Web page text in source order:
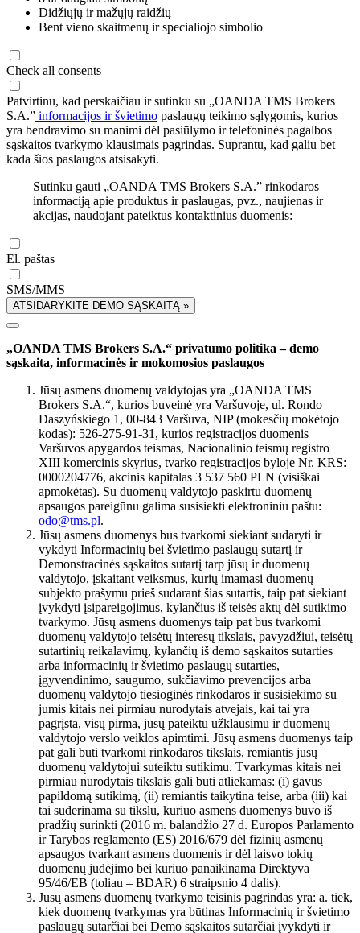
Didžiųjų ir mažųjų raidžių
Bent vieno skaitmenų ir specialiojo simbolio
Check all consents
Patvirtinu, kad perskaičiau ir sutinku su „OANDA TMS Brokers
S.A.” informacijos ir švietimo paslaugų teikimo sąlygomis, kurios
yra bendravimo su manimi dėl pasiūlymo ir telefoninės pagalbos
sąskaitos tvarkymo klausimais pagrindas. Suprantu, kad galiu bet
kada šios paslaugos atsisakyti.
Sutinku gauti „OANDA TMS Brokers S.A.” rinkodaros
informaciją apie produktus ir paslaugas, pvz., naujienas ir
akcijas, naudojant pateiktus kontaktinius duomenis:
El. paštas
SMS/MMS
ATSIDARYKITE DEMO SĄSKAITĄ »
„OANDA TMS Brokers S.A.“ privatumo politika – demo
sąskaita, informacinės ir mokomosios paslaugos
Jūsų asmens duomenų valdytojas yra „OANDA TMS
Brokers S.A.“, kurios buveinė yra Varšuvoje, ul. Rondo
Daszyńskiego 1, 00-843 Varšuva, NIP (mokesčių mokėtojo
kodas): 526-275-91-31, kurios registracijos duomenis
Varšuvos apygardos teismas, Nacionalinio teismų registro
XIII komercinis skyrius, tvarko registracijos byloje Nr. KRS:
0000204776, akcinis kapitalas 3 537 560 PLN (visiškai
apmokėtas). Su duomenų valdytojo paskirtu duomenų
apsaugos pareigūnu galima susisiekti elektroniniu paštu:
odo@tms.pl.
Jūsų asmens duomenys bus tvarkomi siekiant sudaryti ir
vykdyti Informacinių bei švietimo paslaugų sutartį ir
Demonstracinės sąskaitos sutartį tarp jūsų ir duomenų
valdytojo, įskaitant veiksmus, kurių imamasi duomenų
subjekto prašymu prieš sudarant šias sutartis, taip pat siekiant
įvykdyti įsipareigojimus, kylančius iš teisės aktų dėl sutikimo
tvarkymo. Jūsų asmens duomenys taip pat bus tvarkomi
duomenų valdytojo teisėtų interesų tikslais, pavyzdžiui, teisėtų
sutartinių reikalavimų, kylančių iš demo sąskaitos sutarties
arba informacinių ir švietimo paslaugų sutarties,
įgyvendinimo, saugumo, sukčiavimo prevencijos arba
duomenų valdytojo tiesioginės rinkodaros ir susisiekimo su
jumis kitais nei pirmiau nurodytais atvejais, kai tai yra
pagrįsta, visų pirma, jūsų pateiktu užklausimu ir duomenų
valdytojo verslo veiklos apimtimi. Jūsų asmens duomenys taip
pat gali būti tvarkomi rinkodaros tikslais, remiantis jūsų
duomenų valdytojui suteiktu sutikimu. Tvarkymas kitais nei
pirmiau nurodytais tikslais gali būti atliekamas: (i) gavus
papildomą sutikimą, (ii) remiantis taikytina teise, arba (iii) kai
tai suderinama su tikslu, kuriuo asmens duomenys buvo iš
pradžių surinkti (2016 m. balandžio 27 d. Europos Parlamento
ir Tarybos reglamento (ES) 2016/679 dėl fizinių asmenų
apsaugos tvarkant asmens duomenis ir dėl laisvo tokių
duomenų judėjimo bei kuriuo panaikinama Direktyva
95/46/EB (toliau – BDAR) 6 straipsnio 4 dalis).
Jūsų asmens duomenų tvarkymo teisinis pagrindas yra: a. tiek,
kiek duomenų tvarkymas yra būtinas Informacinių ir švietimo
paslaugų sutarčiai bei Demo sąskaitos sutarčiai įvykdyti ir